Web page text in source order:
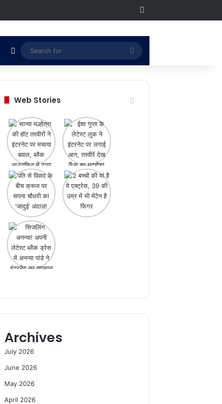
Switch skin
Search
for
Web Stories
Archives
July 2026
June 2026
May 2026
April 2026